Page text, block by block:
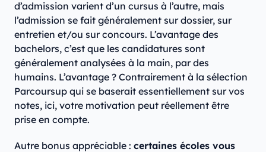
d’admission varient d’un cursus à l’autre, mais
l’admission se fait généralement sur dossier, sur
entretien et/ou sur concours. L’avantage des
bachelors, c’est que les candidatures sont
généralement analysées à la main, par des
humains. L’avantage ? Contrairement à la sélection
Parcoursup qui se baserait essentiellement sur vos
notes, ici, votre motivation peut réellement être
prise en compte.
Autre bonus appréciable : certaines écoles vous